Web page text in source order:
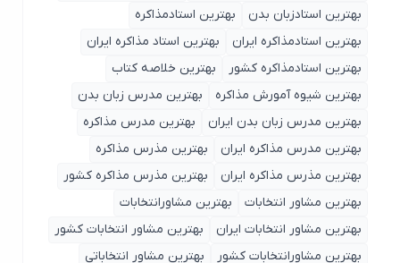
بهترین استادزبان بدن
بهترین استادمذاکره
بهترین استادمذاکره ایران
بهترین استاد مذاکره ایران
بهترین استادمذاکره کشور
بهترین خلاصه کتاب
بهترین شیوه آمورش مذاکره
بهترین مدرس زبان بدن
بهترین مدرس زبان بدن ایران
بهترین مدرس مذاکره
بهترین مدرس مذاکره ایران
بهترین مذرس مذاکره
بهترین مذرس مذاکره ایران
بهترین مذرس مذاکره کشور
بهترین مشاور انتخابات
بهترین مشاورانتخابات
بهترین مشاور انتخابات ایران
بهترین مشاور انتخابات کشور
بهترین مشاورانتخابات کشور
بهترین مشاور انتخاباتی